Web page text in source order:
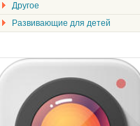
Другое
Развивающие для детей